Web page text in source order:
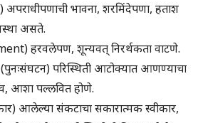
भावना, शरमिंदेपणा, हताश
असते.
हरवलेपण, शून्यवत् निरर्थकता वाटणे.
परिस्थिती आटोक्यात आणण्याचा
आशा पल्लवित होणे.
आलेल्या संकटाचा सकारात्मक स्वीकार,